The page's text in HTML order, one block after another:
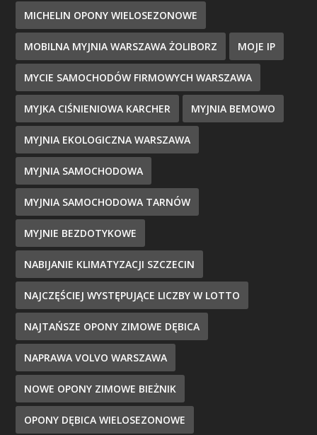
MICHELIN OPONY WIELOSEZONOWE
MOBILNA MYJNIA WARSZAWA ŻOLIBORZ MOJE IP
MYCIE SAMOCHODÓW FIRMOWYCH WARSZAWA
MYJKA CIŚNIENIOWA KARCHER MYJNIA BEMOWO
MYJNIA EKOLOGICZNA WARSZAWA
MYJNIA SAMOCHODOWA
MYJNIA SAMOCHODOWA TARNÓW
MYJNIE BEZDOTYKOWE
NABIJANIE KLIMATYZACJI SZCZECIN
NAJCZĘŚCIEJ WYSTĘPUJĄCE LICZBY W LOTTO
NAJTAŃSZE OPONY ZIMOWE DĘBICA
NAPRAWA VOLVO WARSZAWA
NOWE OPONY ZIMOWE BIEŻNIK
OPONY DĘBICA WIELOSEZONOWE